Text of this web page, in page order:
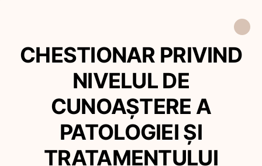
CHESTIONAR PRIVIND
NIVELUL DE
CUNOAȘTERE A
PATOLOGIEI ȘI
TRATAMENTULUI